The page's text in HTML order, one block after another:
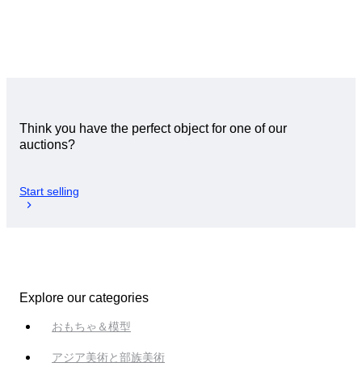
Think you have the perfect object for one of our
auctions?
Start selling
Explore our categories
おもちゃ＆模型
アジア美術と部族美術